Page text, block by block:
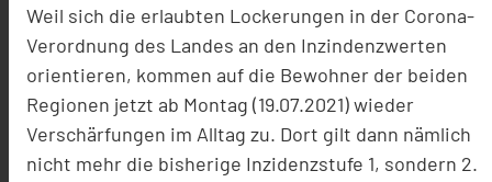
Weil sich die erlaubten Lockerungen in der Corona-
Verordnung des Landes an den Inzindenzwerten
orientieren, kommen auf die Bewohner der beiden
Regionen jetzt ab Montag (19.07.2021) wieder
Verschärfungen im Alltag zu. Dort gilt dann nämlich
nicht mehr die bisherige Inzidenzstufe 1, sondern 2.